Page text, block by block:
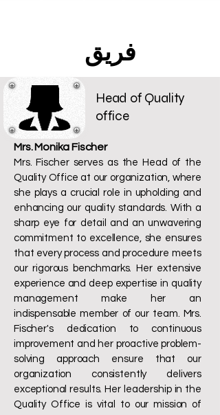
فريق
Head of Quality
office
Mrs. Monika Fischer
Mrs. Fischer serves as the Head of the
Quality Office at our organization, where
she plays a crucial role in upholding and
enhancing our quality standards. With a
sharp eye for detail and an unwavering
commitment to excellence, she ensures
that every process and procedure meets
our rigorous benchmarks. Her extensive
experience and deep expertise in quality
management make her an
indispensable member of our team. Mrs.
Fischer's dedication to continuous
improvement and her proactive problem-
solving approach ensure that our
organization consistently delivers
exceptional results. Her leadership in the
Quality Office is vital to our mission of